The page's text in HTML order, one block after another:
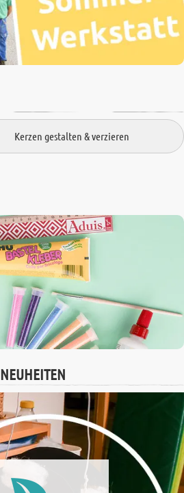
Kerzen gestalten & verzieren
NEUHEITEN